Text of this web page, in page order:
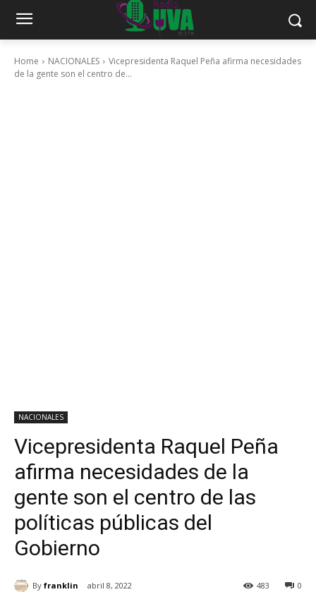
Home NACIONALES
Vicepresidenta Raquel Peña afirma necesidades
de la gente son el centro de...
NACIONALES
Vicepresidenta Raquel Peña
afirma necesidades de la
gente son el centro de las
políticas públicas del
Gobierno
By franklin abril 8, 2022 0
483